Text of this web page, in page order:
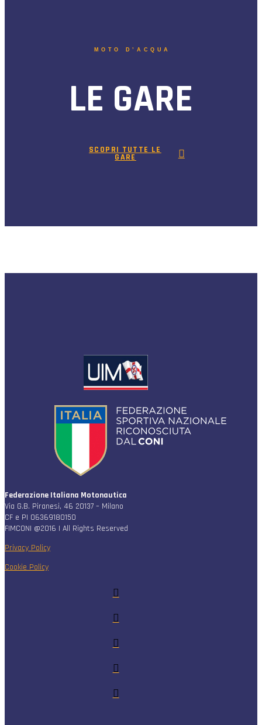
MOTO D’ACQUA
LE GARE
SCOPRI TUTTE LE
GARE
Federazione Italiana Motonautica
Via G.B. Piranesi, 46 20137 – Milano
CF e PI 06369180150
FIMCONI @2016 | All Rights Reserved
Privacy Policy
Cookie Policy